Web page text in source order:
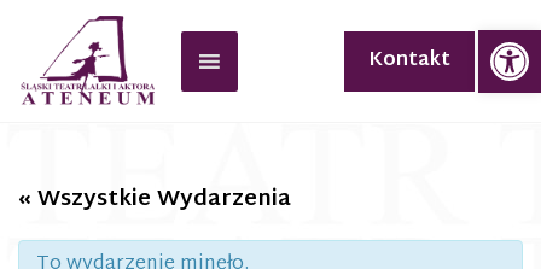
Kontakt
« Wszystkie Wydarzenia